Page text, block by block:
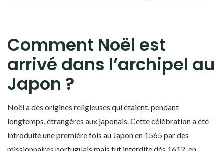
Comment Noël est
arrivé dans l’archipel au
Japon ?
Noël a des origines religieuses qui étaient, pendant
longtemps, étrangères aux japonais. Cette célébration a été
introduite une première fois au Japon en 1565par des